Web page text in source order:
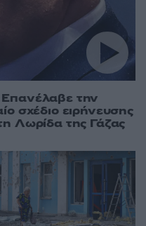
την
σχέδιο ειρήνευσης
Λωρίδα της Γάζας